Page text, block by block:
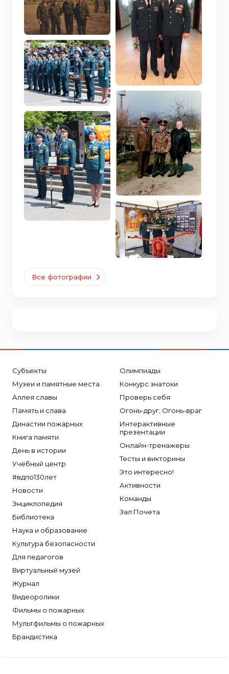
Все фотографии
Субъекты
Музеи и памятные места
Аллея славы
Память и слава
Династии пожарных
Книга памяти
День в истории
Учебный центр
#вдпо130лет
Новости
Энциклопедия
Библиотека
Наука и образование
Культура безопасности
Для педагогов
Виртуальный музей
Журнал
Видеоролики
Фильмы о пожарных
Мультфильмы о пожарных
Брандистика
Олимпиады
Конкурс знатоки
Проверь себя
Огонь-друг, Огонь-враг
Интерактивные
презентации
Онлайн-тренажеры
Тесты и викторины
Это интересно!
Активности
Команды
Зал Почета